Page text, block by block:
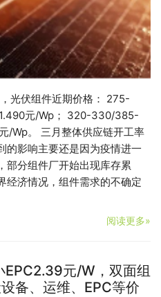
光伏组件近期价格： 275-
元/Wp； 320-330/385-
/Wp。 三月整体供应链开工率
的影响主要还是因为疫情进一
部分组件厂开始出现库存累
经济情况，组件需求的不确定
阅读更多»
EPC2.39元/W，双面组
备、运维、EPC等价